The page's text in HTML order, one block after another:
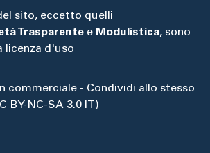
sito, eccetto quelli
Trasparente e Modulistica, sono
licenza d'uso
commerciale - Condividi allo stesso
BY-NC-SA 3.0 IT)